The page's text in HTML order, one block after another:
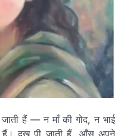
हैं — न माँ की गोद, न भाई